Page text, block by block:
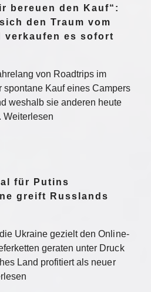
bereuen den Kauf“:
den Traum vom
verkaufen es sofort
von Roadtrips im
spontane Kauf eines Campers
weshalb sie anderen heute
Weiterlesen
für Putins
greift Russlands
Ukraine gezielt den Online-
geraten unter Druck
Land profitiert als neuer